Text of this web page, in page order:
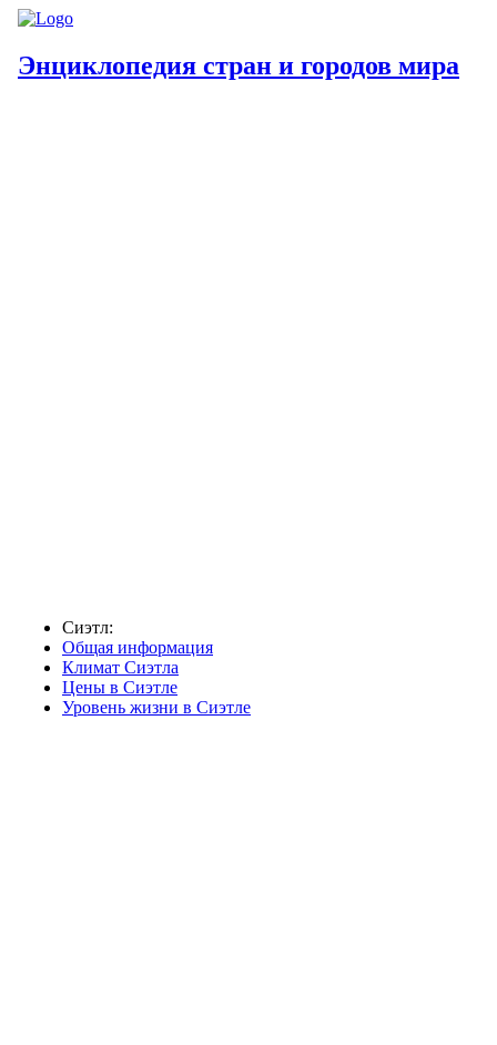
Энциклопедия стран и городов мира
Сиэтл:
Общая информация
Климат Сиэтла
Цены в Сиэтле
Уровень жизни в Сиэтле